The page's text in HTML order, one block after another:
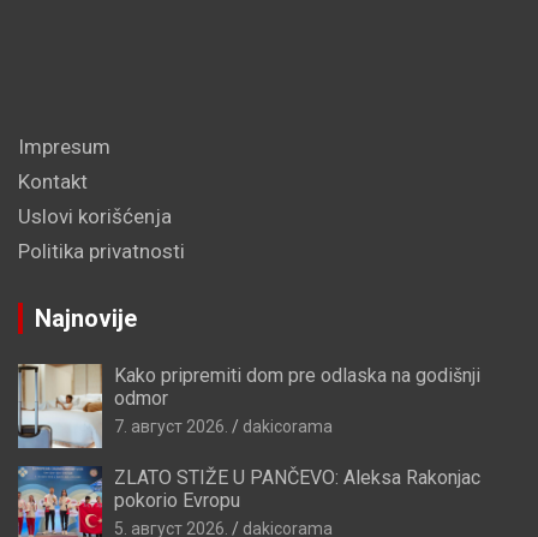
Impresum
Kontakt
Uslovi korišćenja
Politika privatnosti
Najnovije
Kako pripremiti dom pre odlaska na godišnji
odmor
7. август 2026. dakicorama
ZLATO STIŽE U PANČEVO: Aleksa Rakonjac
pokorio Evropu
5. август 2026. dakicorama